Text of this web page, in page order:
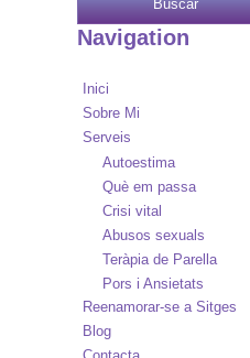
Navigation
Inici
Sobre Mi
Serveis
Autoestima
Què em passa
Crisi vital
Abusos sexuals
Teràpia de Parella
Pors i Ansietats
Reenamorar-se a Sitges
Blog